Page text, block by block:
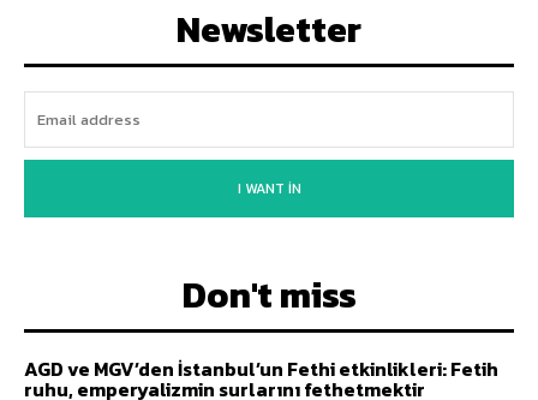
Newsletter
I WANT IN
Don't miss
AGD ve MGV’den İstanbul’un Fethi etkinlikleri: Fetih
ruhu, emperyalizmin surlarını fethetmektir